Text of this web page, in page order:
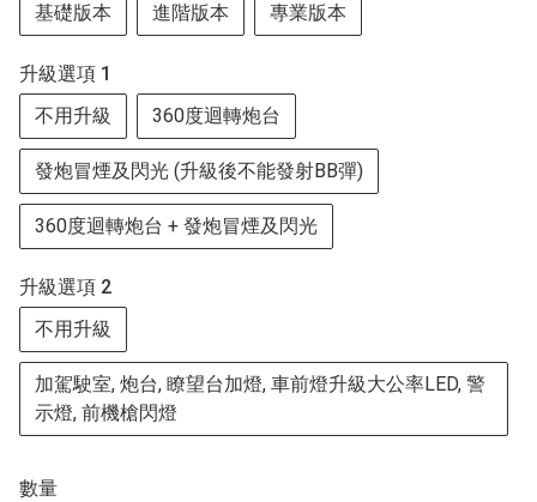
基礎版本
進階版本 專業版本
升級選項 1
不用升級
360度迴轉炮台
發炮冒煙及閃光 (升級後不能發射BB彈)
360度迴轉炮台 + 發炮冒煙及閃光
升級選項 2
不用升級
加駕駛室, 炮台, 瞭望台加燈, 車前燈升級大公率LED, 警
示燈, 前機槍閃燈
數量